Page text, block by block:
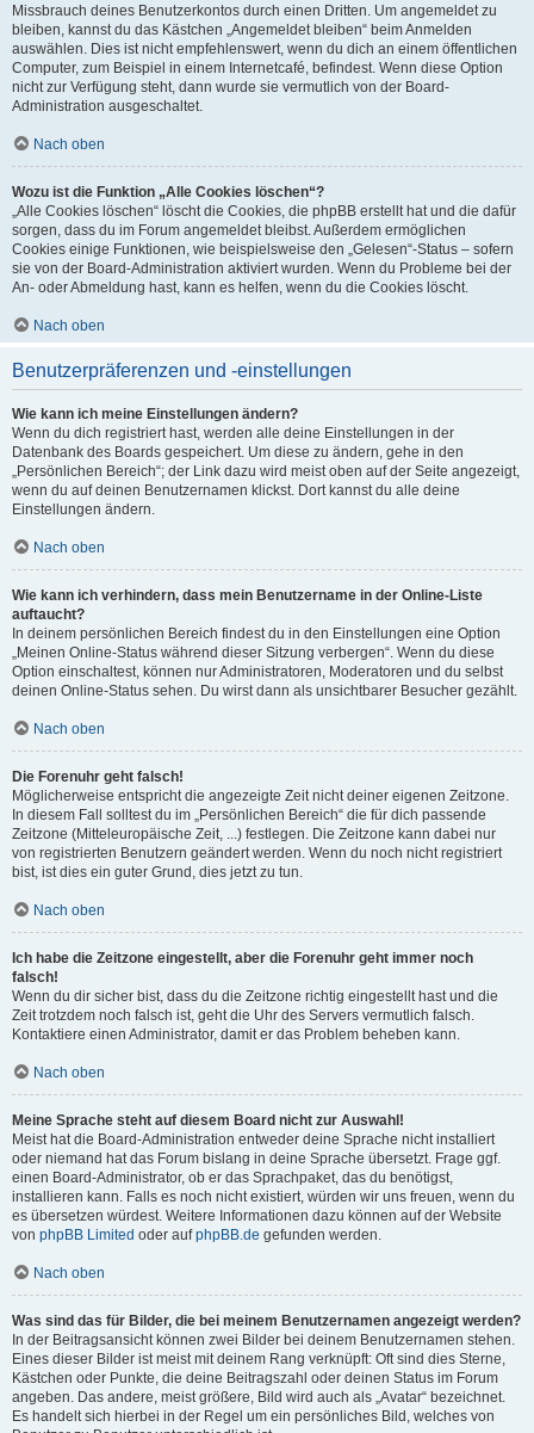
Missbrauch deines Benutzerkontos durch einen Dritten. Um angemeldet zu
bleiben, kannst du das Kästchen „Angemeldet bleiben“ beim Anmelden
auswählen. Dies ist nicht empfehlenswert, wenn du dich an einem öffentlichen
Computer, zum Beispiel in einem Internetcafé, befindest. Wenn diese Option
nicht zur Verfügung steht, dann wurde sie vermutlich von der Board-
Administration ausgeschaltet.
Nach oben
Wozu ist die Funktion „Alle Cookies löschen“?
„Alle Cookies löschen“ löscht die Cookies, die phpBB erstellt hat und die dafür
sorgen, dass du im Forum angemeldet bleibst. Außerdem ermöglichen
Cookies einige Funktionen, wie beispielsweise den „Gelesen“-Status – sofern
sie von der Board-Administration aktiviert wurden. Wenn du Probleme bei der
An- oder Abmeldung hast, kann es helfen, wenn du die Cookies löscht.
Nach oben
Benutzerpräferenzen und -einstellungen
Wie kann ich meine Einstellungen ändern?
Wenn du dich registriert hast, werden alle deine Einstellungen in der
Datenbank des Boards gespeichert. Um diese zu ändern, gehe in den
„Persönlichen Bereich“; der Link dazu wird meist oben auf der Seite angezeigt,
wenn du auf deinen Benutzernamen klickst. Dort kannst du alle deine
Einstellungen ändern.
Nach oben
Wie kann ich verhindern, dass mein Benutzername in der Online-Liste
auftaucht?
In deinem persönlichen Bereich findest du in den Einstellungen eine Option
„Meinen Online-Status während dieser Sitzung verbergen“. Wenn du diese
Option einschaltest, können nur Administratoren, Moderatoren und du selbst
deinen Online-Status sehen. Du wirst dann als unsichtbarer Besucher gezählt.
Nach oben
Die Forenuhr geht falsch!
Möglicherweise entspricht die angezeigte Zeit nicht deiner eigenen Zeitzone.
In diesem Fall solltest du im „Persönlichen Bereich“ die für dich passende
Zeitzone (Mitteleuropäische Zeit, ...) festlegen. Die Zeitzone kann dabei nur
von registrierten Benutzern geändert werden. Wenn du noch nicht registriert
bist, ist dies ein guter Grund, dies jetzt zu tun.
Nach oben
Ich habe die Zeitzone eingestellt, aber die Forenuhr geht immer noch
falsch!
Wenn du dir sicher bist, dass du die Zeitzone richtig eingestellt hast und die
Zeit trotzdem noch falsch ist, geht die Uhr des Servers vermutlich falsch.
Kontaktiere einen Administrator, damit er das Problem beheben kann.
Nach oben
Meine Sprache steht auf diesem Board nicht zur Auswahl!
Meist hat die Board-Administration entweder deine Sprache nicht installiert
oder niemand hat das Forum bislang in deine Sprache übersetzt. Frage ggf.
einen Board-Administrator, ob er das Sprachpaket, das du benötigst,
installieren kann. Falls es noch nicht existiert, würden wir uns freuen, wenn du
es übersetzen würdest. Weitere Informationen dazu können auf der Website
von phpBB Limited oder aufphpBB.de gefunden werden.
Nach oben
Was sind das für Bilder, die bei meinem Benutzernamen angezeigt werden?
In der Beitragsansicht können zwei Bilder bei deinem Benutzernamen stehen.
Eines dieser Bilder ist meist mit deinem Rang verknüpft: Oft sind dies Sterne,
Kästchen oder Punkte, die deine Beitragszahl oder deinen Status im Forum
angeben. Das andere, meist größere, Bild wird auch als „Avatar“ bezeichnet.
Es handelt sich hierbei in der Regel um ein persönliches Bild, welches von